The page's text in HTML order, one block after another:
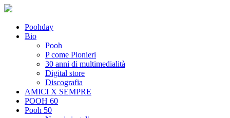
Poohday
Bio
Pooh
P come Pionieri
30 anni di multimedialità
Digital store
Discografia
AMICI X SEMPRE
POOH 60
Pooh 50